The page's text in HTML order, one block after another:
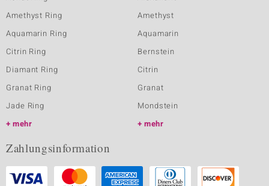
Amethyst Ring
Aquamarin Ring
Citrin Ring
Diamant Ring
Granat Ring
Jade Ring
mehr
Amethyst
Aquamarin
Bernstein
Citrin
Granat
Mondstein
mehr
Zahlungsinformation